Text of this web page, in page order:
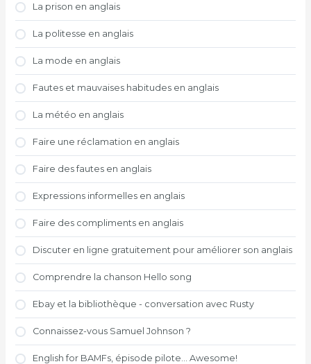
La prison en anglais
La politesse en anglais
La mode en anglais
Fautes et mauvaises habitudes en anglais
La météo en anglais
Faire une réclamation en anglais
Faire des fautes en anglais
Expressions informelles en anglais
Faire des compliments en anglais
Discuter en ligne gratuitement pour améliorer son anglais
Comprendre la chanson Hello song
Ebay et la bibliothèque - conversation avec Rusty
Connaissez-vous Samuel Johnson ?
English for BAMFs, épisode pilote... Awesome!